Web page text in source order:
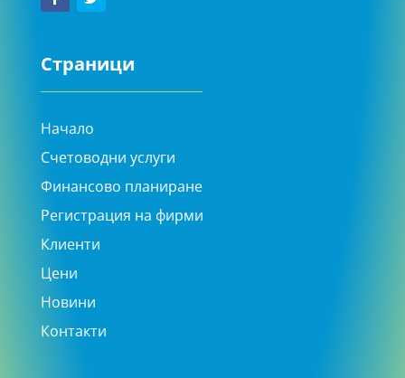
Страници
Начало
Счетоводни услуги
Финансово планиране
Регистрация на фирми
Клиенти
Цени
Новини
Контакти